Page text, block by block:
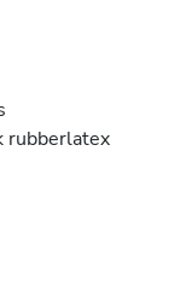
rubberlatex